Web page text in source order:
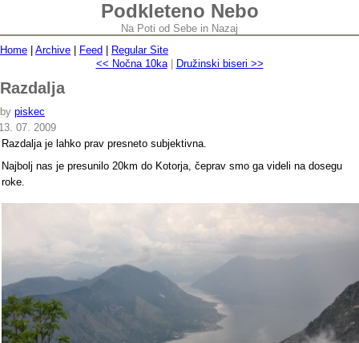
Podkleteno Nebo
Na Poti od Sebe in Nazaj
Home
Archive Feed
Regular Site
<< Nočna 10ka| Družinski biseri >>
Razdalja
by piskec
07. 2009
Razdalja je lahko prav presneto subjektivna.
Najbolj nas je presunilo 20km do Kotorja, čeprav smo ga videli na dosegu
roke.